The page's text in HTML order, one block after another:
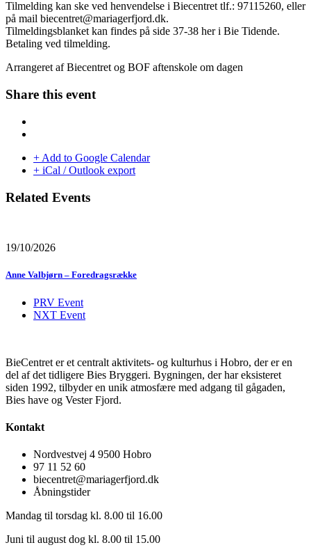
Tilmelding kan ske ved henvendelse i Biecentret tlf.: 97115260, eller
på mail biecentret@mariagerfjord.dk.
Tilmeldingsblanket kan findes på side 37-38 her i Bie Tidende.
Betaling ved tilmelding.
Arrangeret af Biecentret og BOF aftenskole om dagen
Share this event
+ Add to Google Calendar
+ iCal / Outlook export
Related Events
19/10/2026
Anne Valbjørn – Foredragsrække
PRV Event
NXT Event
BieCentret er et centralt aktivitets- og kulturhus i Hobro, der er en
del af det tidligere Bies Bryggeri. Bygningen, der har eksisteret
siden 1992, tilbyder en unik atmosfære med adgang til gågaden,
Bies have og Vester Fjord.
Kontakt
Nordvestvej 4 9500 Hobro
97 11 52 60
biecentret@mariagerfjord.dk
Åbningstider
Mandag til torsdag kl. 8.00 til 16.00
Juni til august dog kl. 8.00 til 15.00